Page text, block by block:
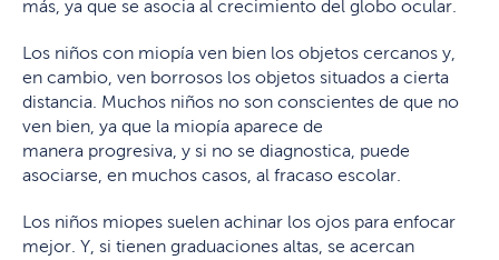
más, ya que se asocia al crecimiento del globo ocular.
Los niños con miopía ven bien los objetos cercanos y,
en cambio, ven borrosos los objetos situados a cierta
distancia. Muchos niños no son conscientes de que no
ven bien, ya que la miopía aparece de
manera progresiva, y si no se diagnostica, puede
asociarse, en muchos casos, al fracaso escolar.
Los niños miopes suelen achinar los ojos para enfocar
mejor. Y, si tienen graduaciones altas, se acercan